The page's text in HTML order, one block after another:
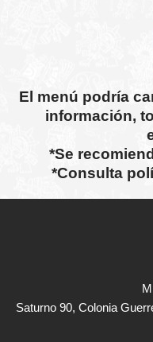
El menú podría
información,
*Se
*Consulta
Saturno 90, Colonia